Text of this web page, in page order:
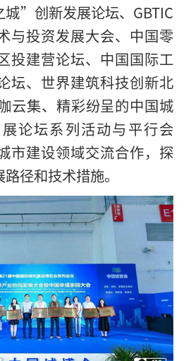
”创新发展论坛、GBTIC
与投资发展大会、中国零
投建营论坛、中国国际工
坛、世界建筑科技创新北
云集、精彩纷呈的中国城
论坛系列活动与平行会
市建设领域交流合作，探
径和技术措施。